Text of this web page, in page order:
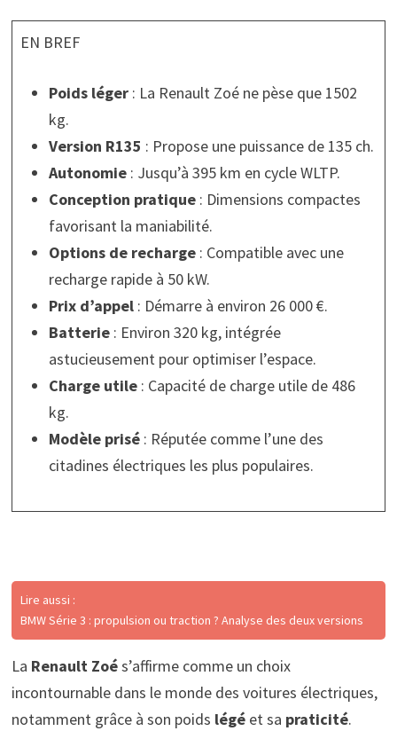
EN BREF
Poids léger: La Renault Zoé ne pèse que 1502
kg.
Version R135 : Propose une puissance de 135 ch.
Autonomie: Jusqu’à 395 km en cycle WLTP.
Conception pratique: Dimensions compactes
favorisant la maniabilité.
Options de recharge: Compatible avec une
recharge rapide à 50 kW.
Prix d’appel: Démarre à environ 26 000 €.
Batterie: Environ 320 kg, intégrée
astucieusement pour optimiser l’espace.
Charge utile: Capacité de charge utile de 486
kg.
Modèle prisé: Réputée comme l’une des
citadines électriques les plus populaires.
Lire aussi :
BMW Série 3 : propulsion ou traction ? Analyse des deux versions
La Renault Zoés’affirme comme un choix
incontournable dans le monde des voitures électriques,
notamment grâce à son poids légéet sa praticité.